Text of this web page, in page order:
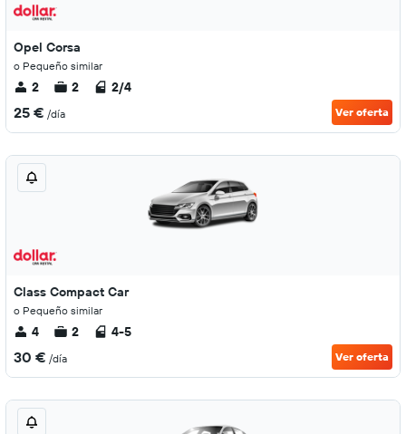
Opel Corsa
o Pequeño similar
2 2 2/4
25 € /día Ver oferta
Class Compact Car
o Pequeño similar
4 2 4-5
30 € /día Ver oferta